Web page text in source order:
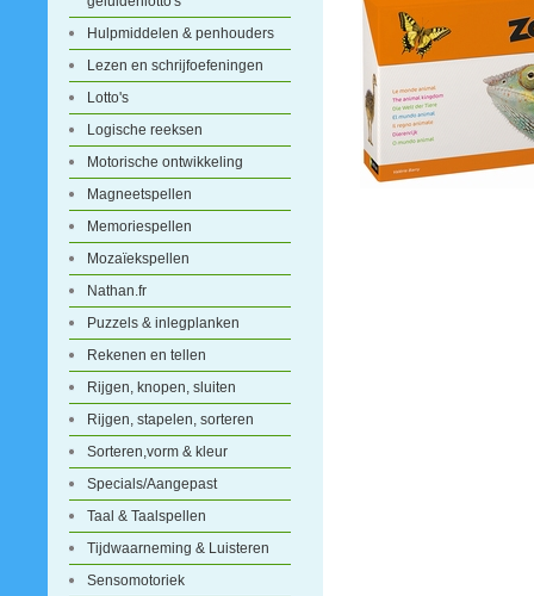
Hulpmiddelen & penhouders
Lezen en schrijfoefeningen
Lotto's
Logische reeksen
Motorische ontwikkeling
Magneetspellen
Memoriespellen
Mozaïekspellen
Nathan.fr
Puzzels & inlegplanken
Rekenen en tellen
Rijgen, knopen, sluiten
Rijgen, stapelen, sorteren
Sorteren,vorm & kleur
Specials/Aangepast
Taal & Taalspellen
Tijdwaarneming & Luisteren
Sensomotoriek